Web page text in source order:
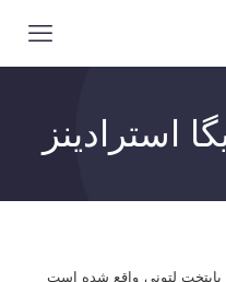
استرادینز
پایتخت لتونی واقع شده است